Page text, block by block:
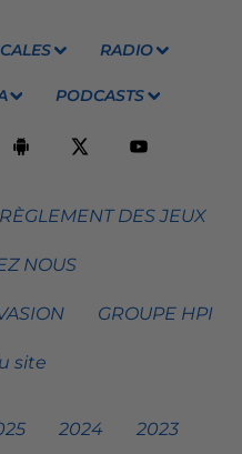
RADIO
PODCASTS
RÈGLEMENT DES JEUX
NOUS
GROUPE HPI
site
2024 2023